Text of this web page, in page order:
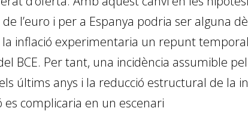
l’euro i per a Espanya podria ser alguna
inflació experimentaria un repunt temporal
BCE. Per tant, una incidència assumible
últims anys i la reducció estructural de la
es complicaria en un escenari